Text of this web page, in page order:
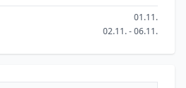
01.11.
02.11. - 06.11.